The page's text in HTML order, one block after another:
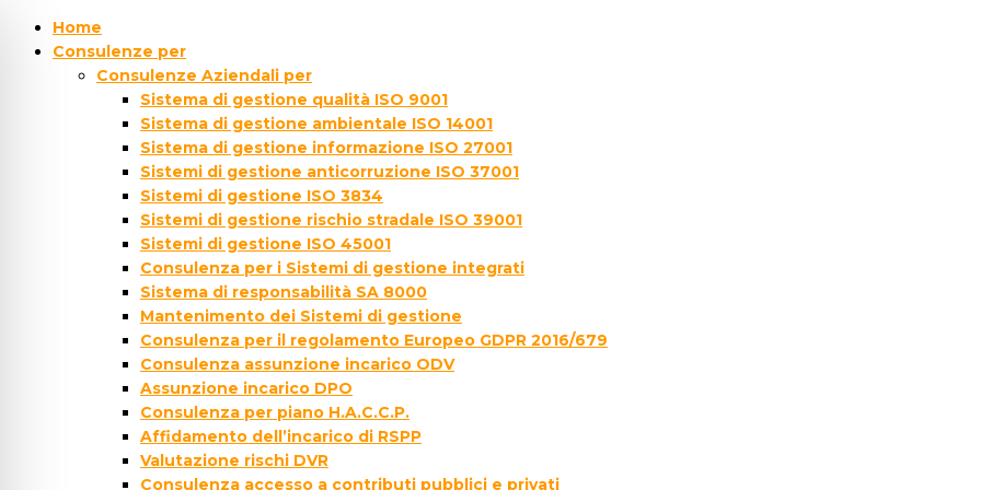
Home
Consulenze per
Consulenze Aziendali per
Sistema di gestione qualità ISO 9001
Sistema di gestione ambientale ISO 14001
Sistema di gestione informazione ISO 27001
Sistemi di gestione anticorruzione ISO 37001
Sistemi di gestione ISO 3834
Sistemi di gestione rischio stradale ISO 39001
Sistemi di gestione ISO 45001
Consulenza per i Sistemi di gestione integrati
Sistema di responsabilità SA 8000
Mantenimento dei Sistemi di gestione
Consulenza per il regolamento Europeo GDPR 2016/679
Consulenza assunzione incarico ODV
Assunzione incarico DPO
Consulenza per piano H.A.C.C.P.
Affidamento dell’incarico di RSPP
Valutazione rischi DVR
Consulenza accesso a contributi pubblici e privati